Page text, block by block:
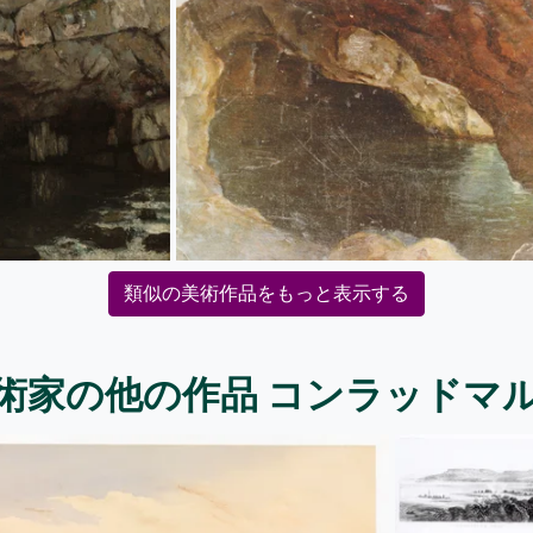
類似の美術作品をもっと表示する
家の他の作品 コンラッドマ